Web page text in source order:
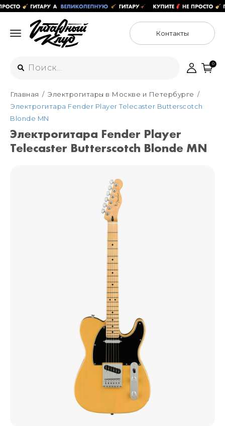
Контакты
Интернет-магазин
+7 (925) 125-54-44
+7 (925) 176-55-65
ул. Большая Новодмитровская 36с15,
Санкт-Петербург
+7 (925) 879-85-35
Санкт-Петербург
+7 (999) 213-51-93
0
Главная
Электрогитары в Москве и Петербурге
Электрогитара Fender Player Telecaster Butterscotch
Blonde MN
Электрогитара Fender Player
Telecaster Butterscotch Blonde MN